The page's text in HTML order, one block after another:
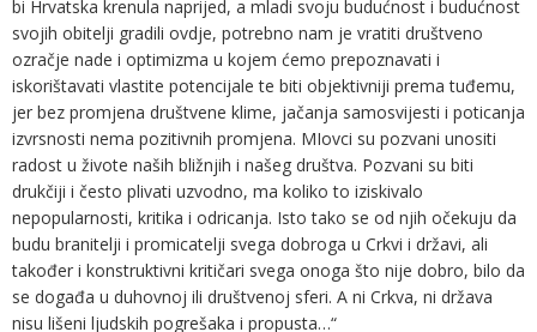
bi Hrvatska krenula naprijed, a mladi svoju budućnost i budućnost
svojih obitelji gradili ovdje, potrebno nam je vratiti društveno
ozračje nade i optimizma u kojem ćemo prepoznavati i
iskorištavati vlastite potencijale te biti objektivniji prema tuđemu,
jer bez promjena društvene klime, jačanja samosvijesti i poticanja
izvrsnosti nema pozitivnih promjena. MIovci su pozvani unositi
radost u živote naših bližnjih i našeg društva. Pozvani su biti
drukčiji i često plivati uzvodno, ma koliko to iziskivalo
nepopularnosti, kritika i odricanja. Isto tako se od njih očekuju da
budu branitelji i promicatelji svega dobroga u Crkvi i državi, ali
također i konstruktivni kritičari svega onoga što nije dobro, bilo da
se događa u duhovnoj ili društvenoj sferi. A ni Crkva, ni država
nisu lišeni ljudskih pogrešaka i propusta…“